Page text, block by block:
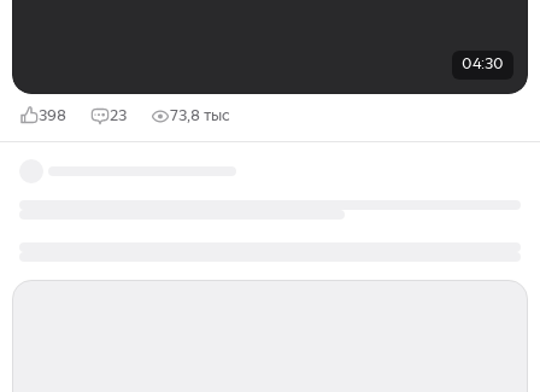
04:30
398 23 73,8 тыс